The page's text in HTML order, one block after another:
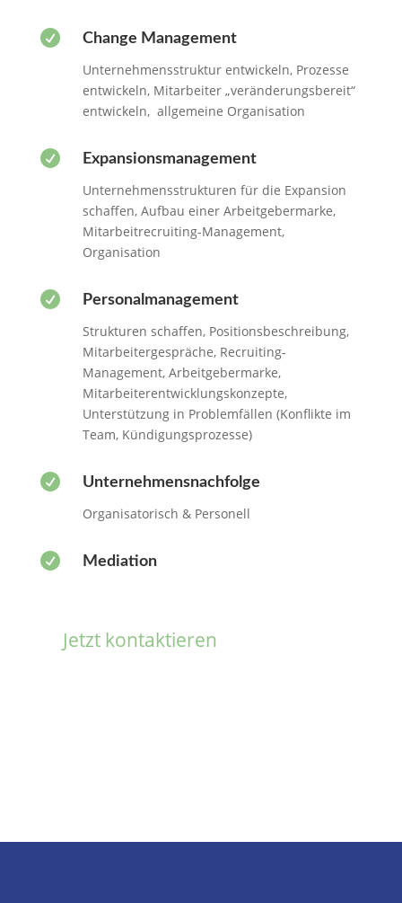
 Change Management
Unternehmensstruktur entwickeln, Prozesse
entwickeln, Mitarbeiter „veränderungsbereit“
entwickeln, allgemeine Organisation
 Expansionsmanagement
Unternehmensstrukturen für die Expansion
schaffen, Aufbau einer Arbeitgebermarke,
Mitarbeitrecruiting-Management,
Organisation
 Personalmanagement
Strukturen schaffen, Positionsbeschreibung,
Mitarbeitergespräche, Recruiting-
Management, Arbeitgebermarke,
Mitarbeiterentwicklungskonzepte,
Unterstützung in Problemfällen (Konflikte im
Team, Kündigungsprozesse)
 Unternehmensnachfolge
Organisatorisch & Personell
 Mediation
Jetzt kontaktieren